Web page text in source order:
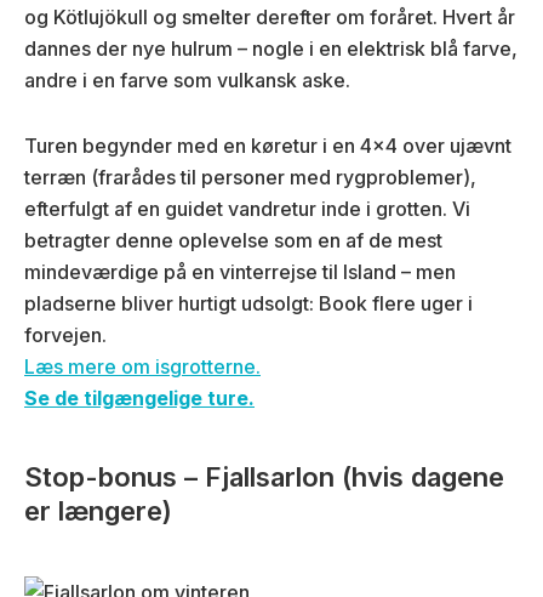
og Kötlujökull og smelter derefter om foråret. Hvert år
dannes der nye hulrum – nogle i en elektrisk blå farve,
andre i en farve som vulkansk aske.
Turen begynder med en køretur i en 4×4 over ujævnt
terræn (frarådes til personer med rygproblemer),
efterfulgt af en guidet vandretur inde i grotten. Vi
betragter denne oplevelse som en af de mest
mindeværdige på en vinterrejse til Island – men
pladserne bliver hurtigt udsolgt: Book flere uger i
forvejen.
Læs mere om isgrotterne.
Se de tilgængelige ture.
Stop-bonus – Fjallsarlon (hvis dagene
er længere)